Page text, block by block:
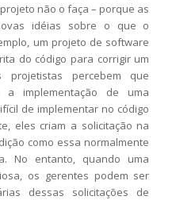
não o faça – porque as
idéias sobre o que o
um projeto de software
do código para corrigir um
percebem que
implementação de uma
de implementar no código
eles criam a solicitação na
como essa normalmente
No entanto, quando uma
os gerentes podem ser
dessas solicitações de